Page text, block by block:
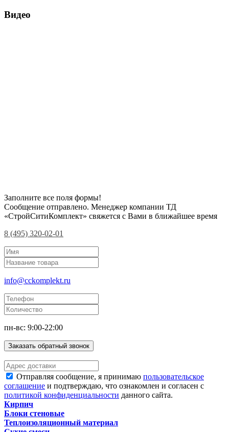
Видео
Заполните все поля формы!
Сообщение отправлено. Менеджер компании ТД
«СтройСитиКомплект» свяжется с Вами в ближайшее время
8 (495) 320-02-01
info@cckomplekt.ru
пн-вс: 9:00-22:00
Заказать обратный звонок
Отправляя сообщение, я принимаю пользовательское
соглашение и подтверждаю, что ознакомлен и согласен с
политикой конфиденциальности данного сайта.
Кирпич
Блоки стеновые
Теплоизоляционный материал